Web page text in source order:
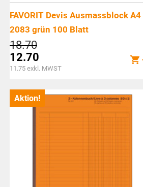
FAVORIT Devis Ausmassblock A4
2083 grün 100 Blatt
18.70Ursprünglicher
Preis
war:
12.70
Aktueller
ist:
CHF12.70.
11.75 exkl. MWST
Aktion!